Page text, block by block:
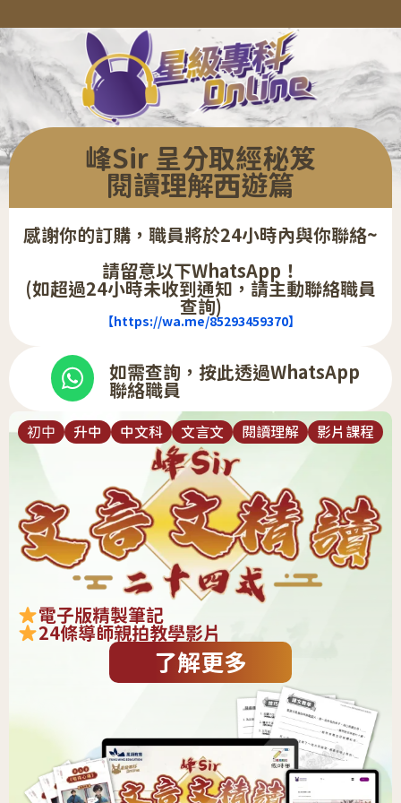
峰Sir 呈分取經秘笈
閱讀理解西遊篇
感謝你的訂購，職員將於24小時內與你聯絡~
請留意以下WhatsApp！
(如超過24小時未收到通知，請主動聯絡職員
查詢)
【https://wa.me/85293459370】
如需查詢，按此透過WhatsApp
聯絡職員
初中 升中 中文科 文言文 閱讀理解 影片課程
電子版精製筆記
24條導師親拍教學影片
了解更多